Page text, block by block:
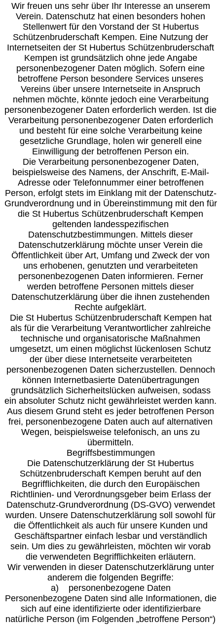
Wir freuen uns sehr über Ihr Interesse an unserem
Verein. Datenschutz hat einen besonders hohen
Stellenwert für den Vorstand der St Hubertus
Schützenbruderschaft Kempen. Eine Nutzung der
Internetseiten der St Hubertus Schützenbruderschaft
Kempen ist grundsätzlich ohne jede Angabe
personenbezogener Daten möglich. Sofern eine
betroffene Person besondere Services unseres
Vereins über unsere Internetseite in Anspruch
nehmen möchte, könnte jedoch eine Verarbeitung
personenbezogener Daten erforderlich werden. Ist die
Verarbeitung personenbezogener Daten erforderlich
und besteht für eine solche Verarbeitung keine
gesetzliche Grundlage, holen wir generell eine
Einwilligung der betroffenen Person ein.
Die Verarbeitung personenbezogener Daten,
beispielsweise des Namens, der Anschrift, E-Mail-
Adresse oder Telefonnummer einer betroffenen
Person, erfolgt stets im Einklang mit der Datenschutz-
Grundverordnung und in Übereinstimmung mit den für
die St Hubertus Schützenbruderschaft Kempen
geltenden landesspezifischen
Datenschutzbestimmungen. Mittels dieser
Datenschutzerklärung möchte unser Verein die
Öffentlichkeit über Art, Umfang und Zweck der von
uns erhobenen, genutzten und verarbeiteten
personenbezogenen Daten informieren. Ferner
werden betroffene Personen mittels dieser
Datenschutzerklärung über die ihnen zustehenden
Rechte aufgeklärt.
Die St Hubertus Schützenbruderschaft Kempen hat
als für die Verarbeitung Verantwortlicher zahlreiche
technische und organisatorische Maßnahmen
umgesetzt, um einen möglichst lückenlosen Schutz
der über diese Internetseite verarbeiteten
personenbezogenen Daten sicherzustellen. Dennoch
können Internetbasierte Datenübertragungen
grundsätzlich Sicherheitslücken aufweisen, sodass
ein absoluter Schutz nicht gewährleistet werden kann.
Aus diesem Grund steht es jeder betroffenen Person
frei, personenbezogene Daten auch auf alternativen
Wegen, beispielsweise telefonisch, an uns zu
übermitteln.
Begriffsbestimmungen
Die Datenschutzerklärung der St Hubertus
Schützenbruderschaft Kempen beruht auf den
Begrifflichkeiten, die durch den Europäischen
Richtlinien- und Verordnungsgeber beim Erlass der
Datenschutz-Grundverordnung (DS-GVO) verwendet
wurden. Unsere Datenschutzerklärung soll sowohl für
die Öffentlichkeit als auch für unsere Kunden und
Geschäftspartner einfach lesbar und verständlich
sein. Um dies zu gewährleisten, möchten wir vorab
die verwendeten Begrifflichkeiten erläutern.
Wir verwenden in dieser Datenschutzerklärung unter
anderem die folgenden Begriffe:
a) personenbezogene Daten
Personenbezogene Daten sind alle Informationen, die
sich auf eine identifizierte oder identifizierbare
natürliche Person (im Folgenden „betroffene Person“)